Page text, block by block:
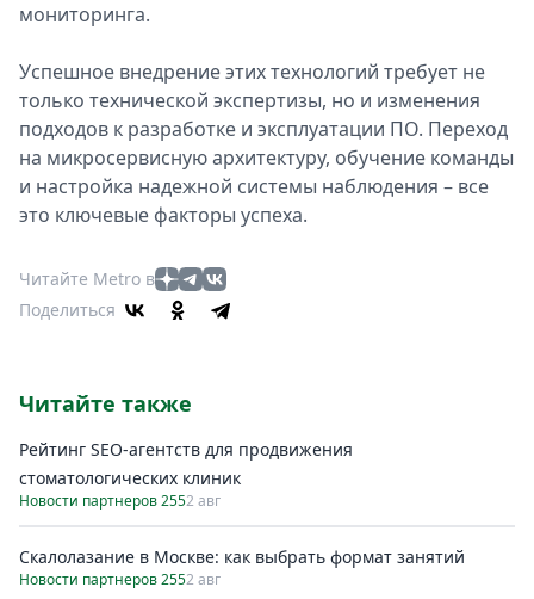
мониторинга.
Успешное внедрение этих технологий требует не
только технической экспертизы, но и изменения
подходов к разработке и эксплуатации ПО. Переход
на микросервисную архитектуру, обучение команды
и настройка надежной системы наблюдения – все
это ключевые факторы успеха.
Читайте Metro в
Поделиться
Читайте также
Рейтинг SEO-агентств для продвижения
стоматологических клиник
Новости партнеров 2552 авг
Скалолазание в Москве: как выбрать формат занятий
Новости партнеров 2552 авг